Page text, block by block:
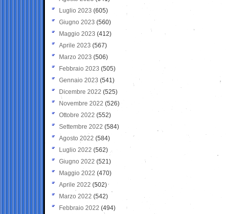
Luglio 2023 (605)
Giugno 2023 (560)
Maggio 2023 (412)
Aprile 2023 (567)
Marzo 2023 (506)
Febbraio 2023 (505)
Gennaio 2023 (541)
Dicembre 2022 (525)
Novembre 2022 (526)
Ottobre 2022 (552)
Settembre 2022 (584)
Agosto 2022 (584)
Luglio 2022 (562)
Giugno 2022 (521)
Maggio 2022 (470)
Aprile 2022 (502)
Marzo 2022 (542)
Febbraio 2022 (494)